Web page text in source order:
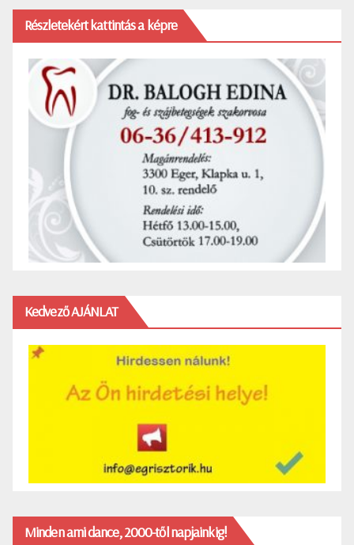
Részletekért kattintás a képre
Kedvező AJÁNLAT
Minden ami dance, 2000-től napjainkig!